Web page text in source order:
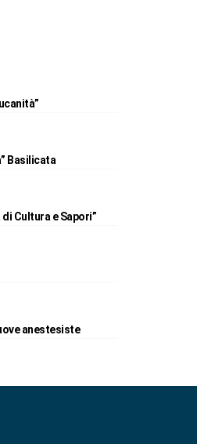
Basilicata
Cultura e Sapori”
anestesiste